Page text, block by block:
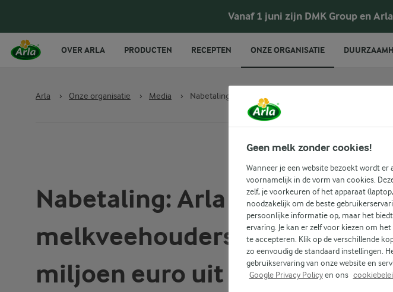
Vanaf 1 juni zijn DMK Group en
OVER ARLA PRODUCTEN RECEPTEN ONZE ORGANISATIE
Arla › Onze organisatie › Media › Nabetaling: Arla Foods keert melkveehouders 207
Nabetaling: Arla Foods keert
melkveehouders 207
miljoen euro uit
Geen melk zonder cookies!
Wanneer je een website bezoekt wordt
voornamelijk in de vorm van cookies.
zelf, je voorkeuren of het apparaat
noodzakelijk om de beste
persoonlijke informatie op, maar het
ervaring. Je kan er zelf voor kiezen om
te accepteren. Klik op de verschillende
zo eenvoudig de standaard instellingen.
gebruikservaring van onze website en
Google Privacy Policyen ons